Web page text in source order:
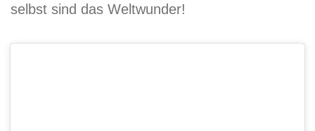
selbst sind das Weltwunder!